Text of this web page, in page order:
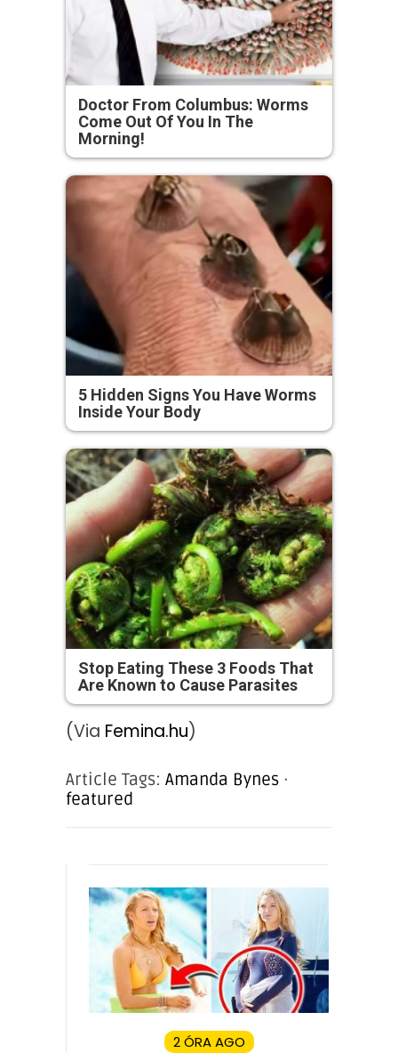
Doctor From Columbus: Worms
Come Out Of You In The
Morning!
5 Hidden Signs You Have Worms
Inside Your Body
Stop Eating These 3 Foods That
Are Known to Cause Parasites
(Via Femina.hu)
Article Tags: Amanda Bynes ·
featured
2 ÓRA AGO